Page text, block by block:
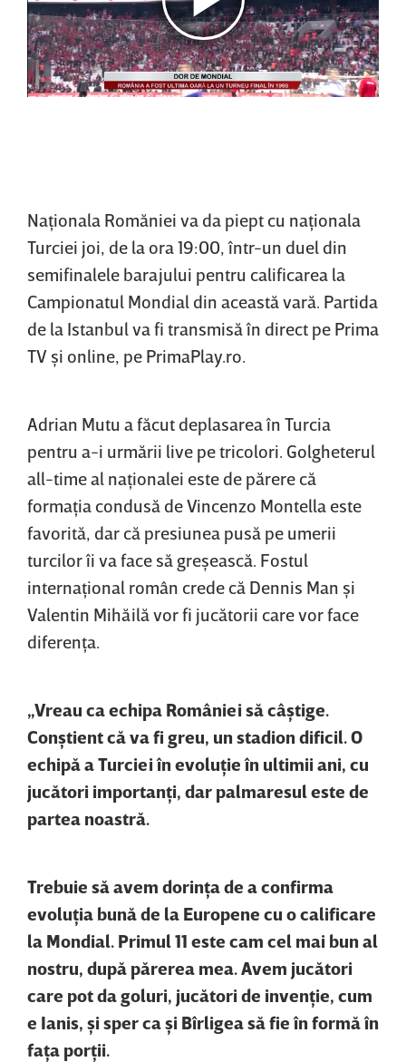
Naţionala Romăniei va da piept cu naţionala
Turciei joi, de la ora 19:00, într-un duel din
semifinalele barajului pentru calificarea la
Campionatul Mondial din această vară. Partida
de la Istanbul va fi transmisă în direct pe Prima
TV şi online, pe PrimaPlay.ro.
Adrian Mutu a făcut deplasarea în Turcia
pentru a-i urmării live pe tricolori. Golgheterul
all-time al naţionalei este de părere că
formaţia condusă de Vincenzo Montella este
favorită, dar că presiunea pusă pe umerii
turcilor îi va face să greşească. Fostul
internaţional român crede că Dennis Man şi
Valentin Mihăilă vor fi jucătorii care vor face
diferenţa.
„Vreau ca echipa României să câştige.
Conştient că va fi greu, un stadion dificil. O
echipă a Turciei în evoluţie în ultimii ani, cu
jucători importanţi, dar palmaresul este de
partea noastră.
Trebuie să avem dorinţa de a confirma
evoluţia bună de la Europene cu o calificare
la Mondial. Primul 11 este cam cel mai bun al
nostru, după părerea mea. Avem jucători
care pot da goluri, jucători de invenţie, cum
e Ianis, şi sper ca şi Bîrligea să fie în formă în
faţa porţii.